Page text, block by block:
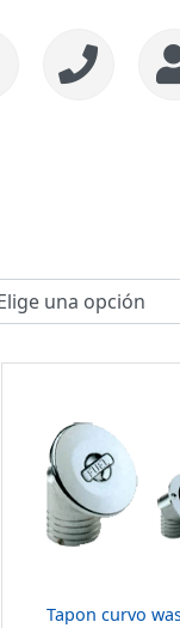
Tapon curvo